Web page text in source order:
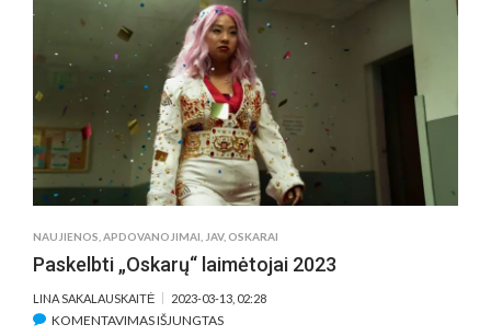
NAUJIENOS APDOVANOJIMAI JAV, OSKARAI
Paskelbti „Oskarų“ laimėtojai 2023
LINA SAKALAUSKAITĖ 2023-03-13, 02:28
KOMENTAVIMAS IŠJUNGTASĮRAŠE